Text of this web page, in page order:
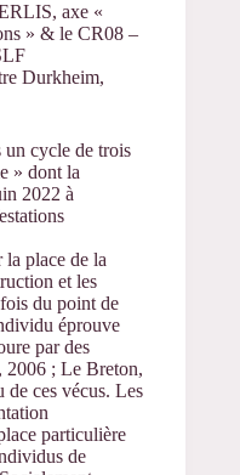
axe «
» & le CR08 –
Durkheim,
un cycle de trois
» dont la
2022 à
la place de la
et les
du point de
éprouve
par des
2006 ; Le Breton,
ces vécus. Les
particulière
vidus de